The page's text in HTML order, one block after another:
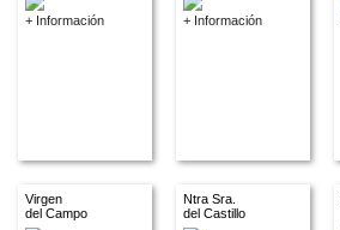
+ Información
+ Información
Virgen
del Campo
Ntra Sra.
del Castillo